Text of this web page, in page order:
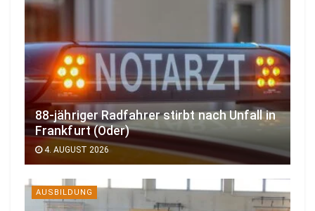
88-jähriger Radfahrer stirbt nach Unfall in
Frankfurt (Oder)
4. AUGUST 2026
AUSBILDUNG